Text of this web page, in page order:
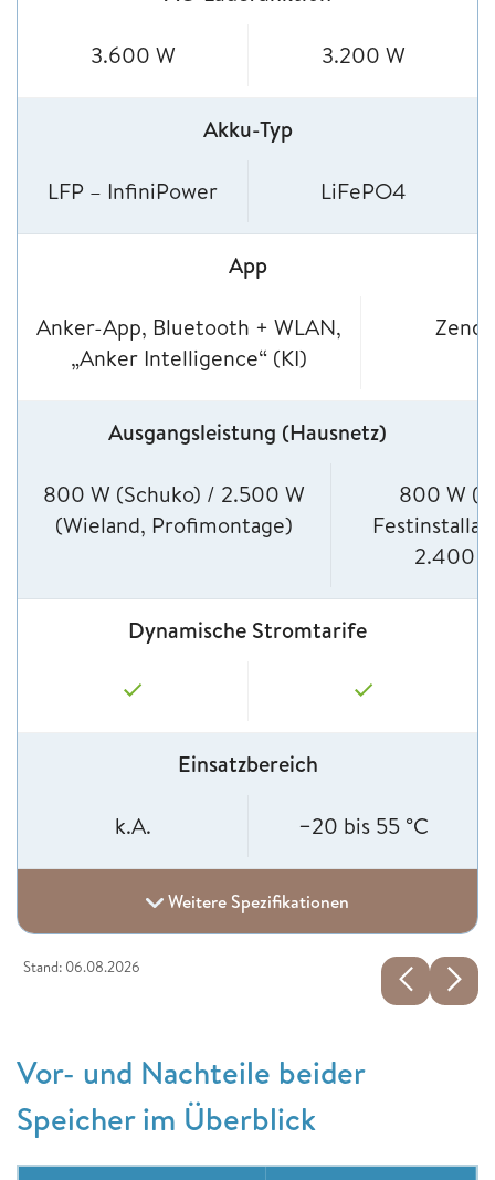
3.600 W 3.200 W
Akku-Typ
LFP – InfiniPower LiFePO4
App
Anker-App, Bluetooth + WLAN,
„Anker Intelligence“ (KI)
Ausgangsleistung (Hausnetz)
800 W (Schuko) / 2.500 W
(Wieland, Profimontage)
800 W
2.400
Dynamische Stromtarife
Einsatzbereich
k.A. −20 bis 55 °C
Weitere Spezifikationen
Stand: 06.08.2026
Vor- und Nachteile beider
Speicher im Überblick